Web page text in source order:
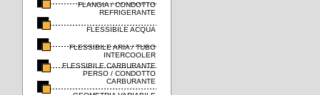
FLANGIA / CONDOTTO
REFRIGERANTE
FLESSIBILE ACQUA
FLESSIBILE ARIA / TUBO
INTERCOOLER
FLESSIBILE CARBURANTE
PERSO / CONDOTTO
CARBURANTE